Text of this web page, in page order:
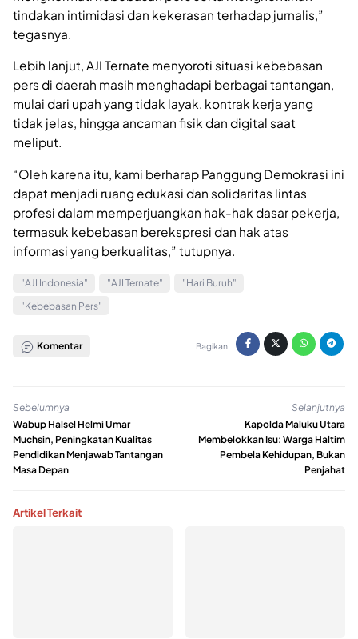
tindakan intimidasi dan kekerasan terhadap jurnalis,”
tegasnya.
Lebih lanjut, AJI Ternate menyoroti situasi kebebasan
pers di daerah masih menghadapi berbagai tantangan,
mulai dari upah yang tidak layak, kontrak kerja yang
tidak jelas, hingga ancaman fisik dan digital saat
meliput.
“Oleh karena itu, kami berharap Panggung Demokrasi ini
dapat menjadi ruang edukasi dan solidaritas lintas
profesi dalam memperjuangkan hak-hak dasar pekerja,
termasuk kebebasan berekspresi dan hak atas
informasi yang berkualitas,” tutupnya.
"AJI Indonesia" "AJI Ternate"
"Hari Buruh"
"Kebebasan Pers"
Komentar Bagikan:
Sebelumnya
Wabup Halsel Helmi Umar
Muchsin, Peningkatan Kualitas
Pendidikan Menjawab Tantangan
Masa Depan
Selanjutnya
Kapolda Maluku Utara
Membelokkan Isu: Warga Haltim
Pembela Kehidupan, Bukan
Penjahat
Artikel Terkait